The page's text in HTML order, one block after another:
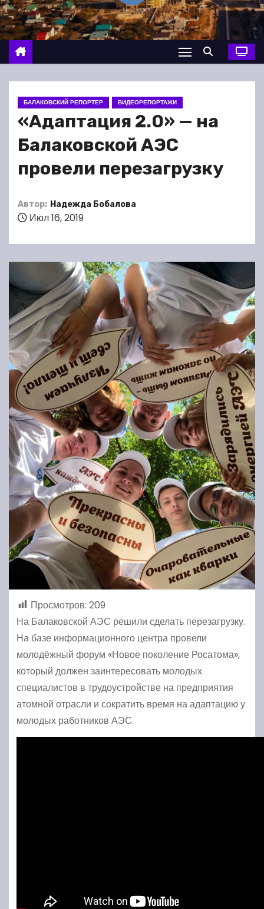
о
м
у
БАЛАКОВСКИЙ РЕПОРТЕР ВИДЕОРЕПОРТАЖИ
«Адаптация 2.0» — на
Балаковской АЭС
провели перезагрузку
Автор: Надежда Бобалова
Июл 16, 2019
Просмотров: 209
На Балаковской АЭС решили сделать перезагрузку.
На базе информационного центра провели
молодёжный форум «Новое поколение Росатома»,
который должен заинтересовать молодых
специалистов в трудоустройстве на предприятия
атомной отрасли и сократить время на адаптацию у
молодых работников АЭС.